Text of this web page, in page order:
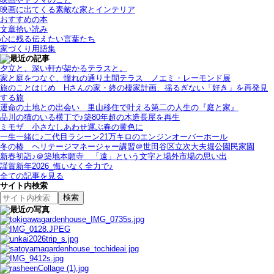
映画に出てくる素敵な家とインテリア
おすすめの本
文章拾い読み
心に残る伝えたい言葉たち
家づくり用語集
夕立と、深い軒が架かるテラスと。
家と庭をつなぐ、憧れの通り土間テラス＿ノエミ・レーモンド展
旅のことはじめ＿Hさんの家・終の棲家計画、揺るぎない「好き」を再発見
する旅
運命の土地との出会い＿里山移住で叶える第二の人生の『庭と家』
品川の猫のいる横丁で♪築80年超の木造長屋を再生
ミモザ＿小さなしあわせ運ぶ春の黄色に
一生一緒に♪二代目ラシーン21万キロのエンジンオーバーホール
冬の椿＿ヘリテージマネージャー講習＠世田谷区立次大夫堀公園民家園
新春初詣♪＠築地本願寺＿「遠」という文字と場外市場の思い出
謹賀新年2026_悔いなく全力で♪
全ての記事を見る
サイト内検索